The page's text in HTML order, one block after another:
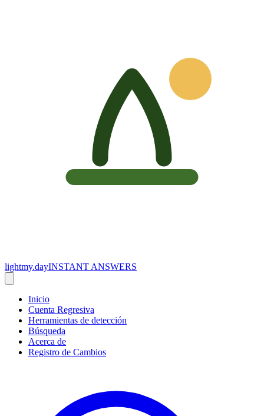
lightmy.dayINSTANT ANSWERS
Inicio
Cuenta Regresiva
Herramientas de detección
Búsqueda
Acerca de
Registro de Cambios